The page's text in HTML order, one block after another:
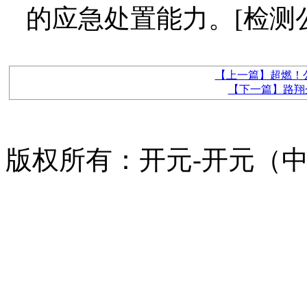
的应急处置能力。[检
【上一篇】超燃
【下一篇】路
版权所有：开元-开元（